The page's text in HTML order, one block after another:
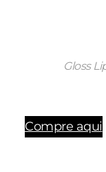
Gloss
Compre aqui